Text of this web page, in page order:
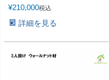
¥210,000税込
詳細を見る